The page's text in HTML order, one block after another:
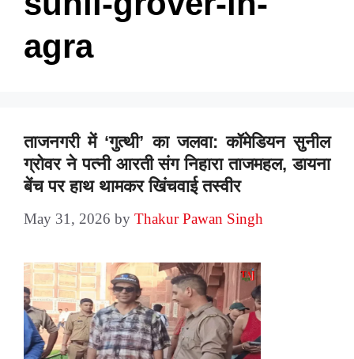
agra
ताजनगरी में ‘गुत्थी’ का जलवा: कॉमेडियन सुनील
ग्रोवर ने पत्नी आरती संग निहारा ताजमहल, डायना
बेंच पर हाथ थामकर खिंचवाई तस्वीर
May 31, 2026 by Thakur Pawan Singh